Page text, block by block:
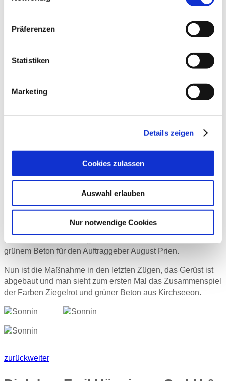
Präferenzen
Statistiken
Marketing
Details zeigen
Cookies zulassen
Auswahl erlauben
Nur notwendige Cookies
Bauträger
Downloads
Kontakt
Aktuelles
Baustelle SonninPark
Hamburg wird in
Kürze fertiggestellt
Für das Bauvorhaben SonninPark in Hamburg lieferte und
montierte die Betonfertigteil GmbH Fassadenelemente aus
grünem Beton für den Auftraggeber August Prien.
Nun ist die Maßnahme in den letzten Zügen, das Gerüst ist
abgebaut und man sieht zum ersten Mal das Zusammenspiel
der Farben Ziegelrot und grüner Beton aus Kirchseeon.
zurückweiter